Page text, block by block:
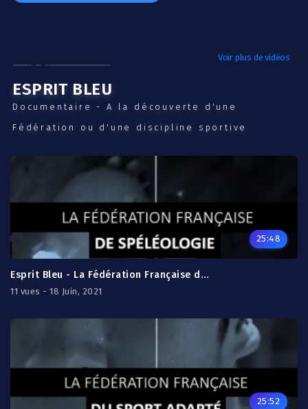
ESPRIT BLEU
Documentaire - A la découverte d'une
Fédération ou d'une discipline sportive
Voir plus de vidéos
25:48
Esprit Bleu - La Fédération Française de Spéléologie
11 vues - 18 Juin, 2021
25:52